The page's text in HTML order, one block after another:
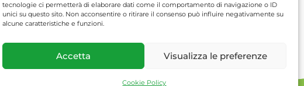
tecnologie ci permetterà di elaborare dati come il comportamento di navigazione o ID
unici su questo sito. Non acconsentire o ritirare il consenso può influire negativamente su
alcune caratteristiche e funzioni.
Accetta Visualizza le preferenze
Cookie Policy